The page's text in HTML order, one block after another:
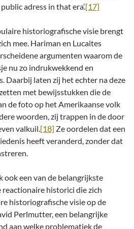
adress in that era’.[17]
historiografische visie brengt
mee. Hariman en Lucaites
argumenten waarom de
nu zo indrukwekkend en
Daarbij laten zij het echter na deze
met bewijsstukken die de
de foto op het Amerikaanse volk
woorden, zij trappen in de door
valkuil.[18] Ze oordelen dat een
heeft veranderd, zonder dat
een van de belangrijkste
reactionaire historici die zich
historiografische visie op de
Perlmutter, een belangrijke
aan welke problematiek de